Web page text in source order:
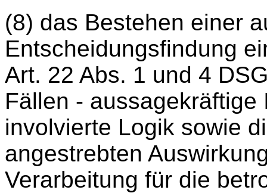
(8) das Bestehen einer
Entscheidungsfindung
Art. 22 Abs. 1 und 4
Fällen -
involvierte Logik sowie
angestrebten
Verarbeitung für die